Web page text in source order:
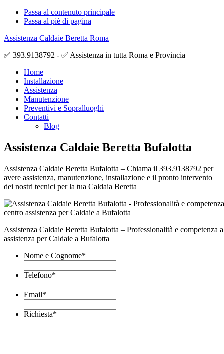
Passa al contenuto principale
Passa al piè di pagina
Assistenza Caldaie Beretta Roma
✅ 393.9138792 - ✅ Assistenza in tutta Roma e Provincia
Home
Installazione
Assistenza
Manutenzione
Preventivi e Sopralluoghi
Contatti
Blog
Assistenza Caldaie Beretta Bufalotta
Assistenza Caldaie Beretta Bufalotta – Chiama il 393.9138792 per
avere assistenza, manutenzione, installazione e il pronto intervento
dei nostri tecnici per la tua Caldaia Beretta
Assistenza Caldaie Beretta Bufalotta – Professionalità e competenza
assistenza per Caldaie a Bufalotta
Nome e Cognome*
Telefono*
Email*
Richiesta*